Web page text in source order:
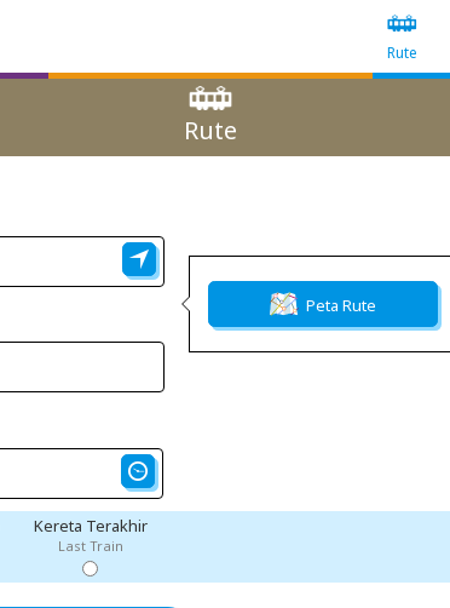
Rute
Rute
Peta Rute
Kereta Terakhir
Last Train